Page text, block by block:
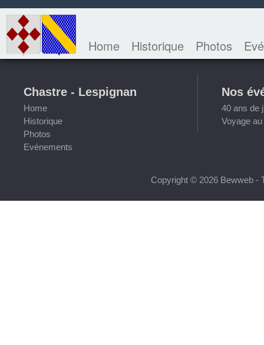
Home Historique Photos
Chastre - Lespignan
Home
Historique
Photos
Evénements
Nos
40 ans de
Voyage
Copyright © 2026 Bewweb -